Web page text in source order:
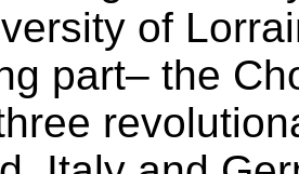
of
part– the